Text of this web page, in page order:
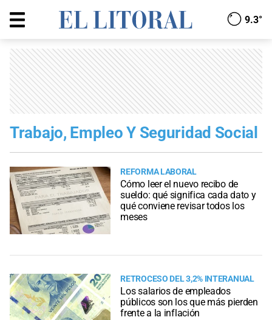
9.3°
Trabajo, Empleo Y Seguridad Social
REFORMA LABORAL
Cómo leer el nuevo recibo de
sueldo: qué significa cada dato y
qué conviene revisar todos los
meses
RETROCESO DEL 3,2% INTERANUAL
Los salarios de empleados
públicos son los que más pierden
frente a la inflación